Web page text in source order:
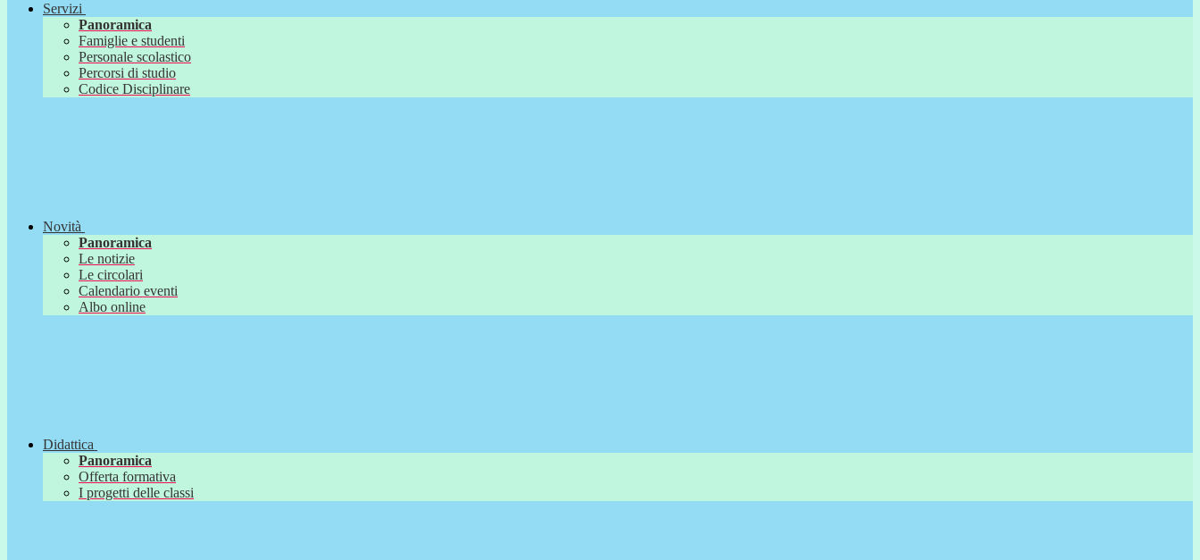
Servizi
Panoramica
Famiglie e studenti
Personale scolastico
Percorsi di studio
Codice Disciplinare
Novità
Panoramica
Le notizie
Le circolari
Calendario eventi
Albo online
Didattica
Panoramica
Offerta formativa
I progetti delle classi